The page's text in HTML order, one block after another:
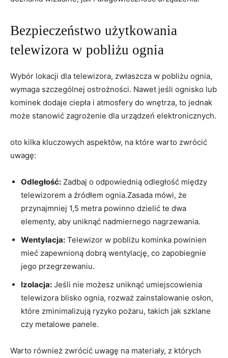
Bezpieczeństwo⁣ użytkowania
telewizora w pobliżu ognia
Wybór ⁣lokacji dla telewizora, zwłaszcza w pobliżu ognia,
wymaga szczególnej ​ostrożności. Nawet jeśli ognisko lub
kominek dodaje ciepła i atmosfery do wnętrza,⁢ to⁤ jednak
może stanowić zagrożenie dla‌ urządzeń elektronicznych.
oto kilka kluczowych aspektów, na‌ które warto zwrócić
uwagę:
Odległość: Zadbaj o ⁤odpowiednią odległość między
telewizorem a źródłem ognia.Zasada mówi, że
⁢przynajmniej 1,5 metra ⁤powinno dzielić te dwa
elementy, aby uniknąć ‍nadmiernego​ nagrzewania.
Wentylacja: Telewizor w ‍pobliżu kominka powinien
mieć zapewnioną dobrą wentylację,‍ co zapobiegnie
jego przegrzewaniu.
Izolacja: Jeśli nie możesz uniknąć umiejscowienia
telewizora blisko ognia, rozważ zainstalowanie ​osłon,
‌które‌ zminimalizują ryzyko pożaru, takich jak szklane
czy metalowe panele.
Warto również zwrócić uwagę na materiały, z których